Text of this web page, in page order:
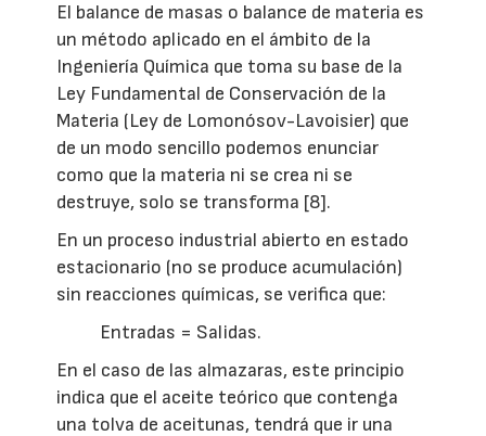
El balance de masas o balance de materia es
un método aplicado en el ámbito de la
Ingeniería Química que toma su base de la
Ley Fundamental de Conservación de la
Materia (Ley de Lomonósov-Lavoisier) que
de un modo sencillo podemos enunciar
como que la materia ni se crea ni se
destruye, solo se transforma [8].
En un proceso industrial abierto en estado
estacionario (no se produce acumulación)
sin reacciones químicas, se verifica que:
Entradas = Salidas.
En el caso de las almazaras, este principio
indica que el aceite teórico que contenga
una tolva de aceitunas, tendrá que ir una